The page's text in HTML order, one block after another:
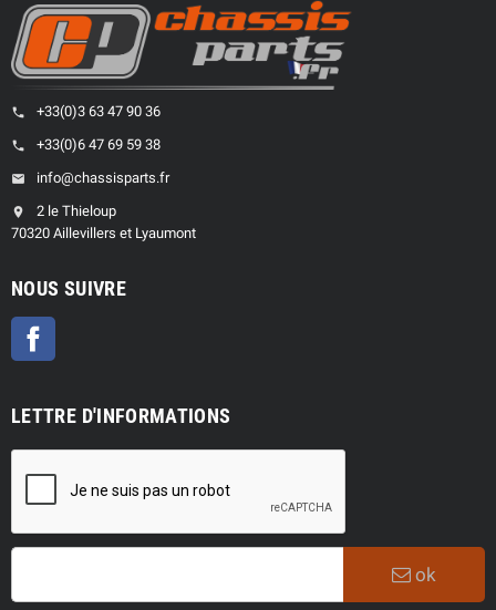
phone +33(0)3 63 47 90 36
phone +33(0)6 47 69 59 38
email info@chassisparts.fr
location_on
2 le Thieloup
70320 Aillevillers et Lyaumont
NOUS SUIVRE
LETTRE D'INFORMATIONS
ok